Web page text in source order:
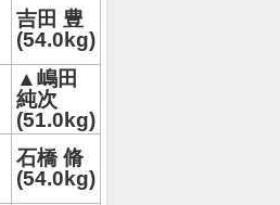
吉田 豊
(54.0kg)
▲嶋田
純次
(51.0kg)
石橋 脩
(54.0kg)